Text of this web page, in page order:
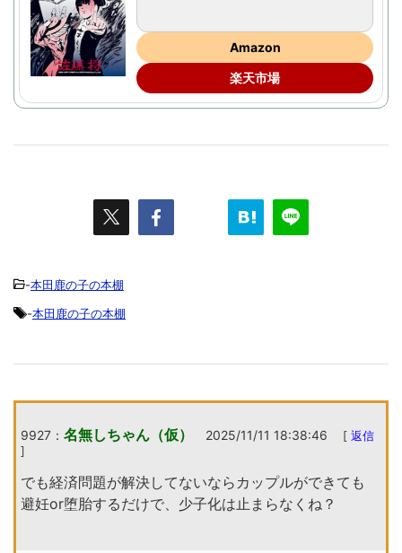
Amazon
楽天市場
-本田鹿の子の本棚
-本田鹿の子の本棚
9927： 名無しちゃん（仮） 2025/11/11 18:38:46 [ 返信
]
でも経済問題が解決してないならカップルができても
避妊or堕胎するだけで、少子化は止まらなくね？